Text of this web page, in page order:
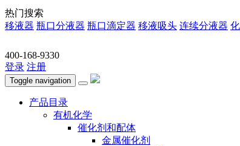
热门搜索
移液器 瓶口分液器 瓶口滴定器 移液吸头 连续分液器
400-168-9330
登录 注册
Toggle navigation
产品目录
有机化学
催化剂和配体
金属催化剂